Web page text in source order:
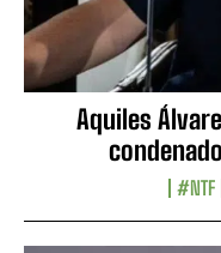
Aquiles
#NTF